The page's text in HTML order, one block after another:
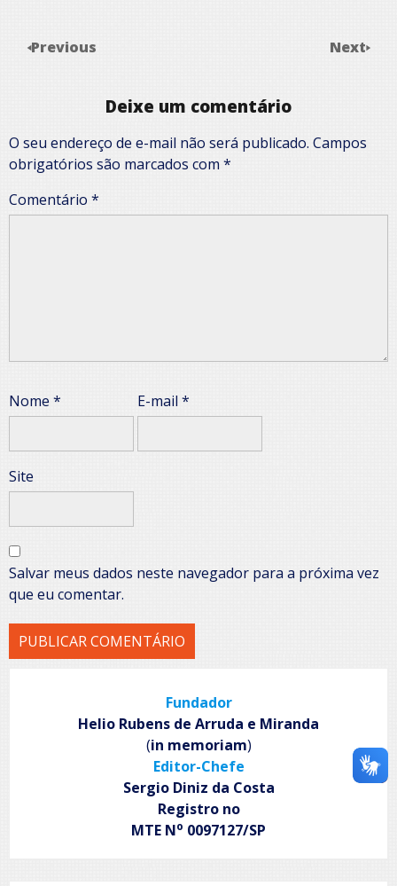
Previous Next
Deixe um comentário
O seu endereço de e-mail não será publicado. Campos
obrigatórios são marcados com *
Comentário *
Nome * E-mail*
Site
Salvar meus dados neste navegador para a próxima vez
que eu comentar.
Fundador
Helio Rubens de Arruda e Miranda
(in memoriam)
Editor-Chefe
Sergio Diniz da Costa
Registro no
MTE No 0097127/SP